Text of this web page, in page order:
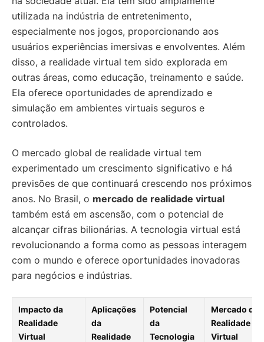
utilizada na indústria de entretenimento,
especialmente nos jogos, proporcionando aos
usuários experiências imersivas e envolventes. Além
disso, a realidade virtual tem sido explorada em
outras áreas, como educação, treinamento e saúde.
Ela oferece oportunidades de aprendizado e
simulação em ambientes virtuais seguros e
controlados.
O mercado global de realidade virtual tem
experimentado um crescimento significativo e há
previsões de que continuará crescendo nos próximos
anos. No Brasil, o mercado de realidade virtual
também está em ascensão, com o potencial de
alcançar cifras bilionárias. A tecnologia virtual está
revolucionando a forma como as pessoas interagem
com o mundo e oferece oportunidades inovadoras
para negócios e indústrias.
Impacto da
Realidade
Virtual
Aplicações
da
Realidade
Potencial
da
Tecnologia
Mercado de
Realidade
Virtual